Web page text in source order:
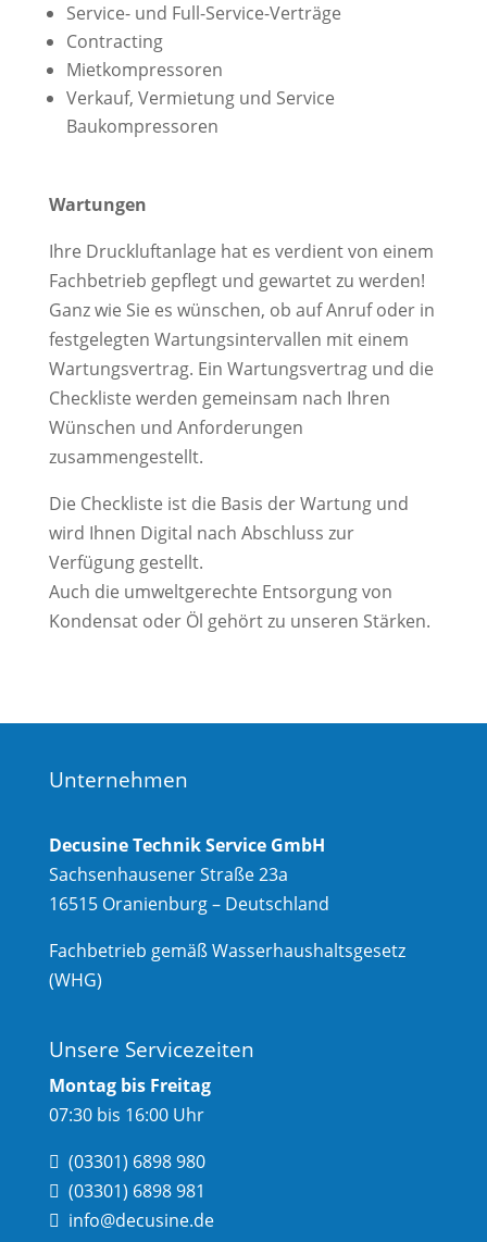
Service- und Full-Service-Verträge
Contracting
Mietkompressoren
Verkauf, Vermietung und Service
Baukompressoren
Wartungen
Ihre Druckluftanlage hat es verdient von einem
Fachbetrieb gepflegt und gewartet zu werden!
Ganz wie Sie es wünschen, ob auf Anruf oder in
festgelegten Wartungsintervallen mit einem
Wartungsvertrag. Ein Wartungsvertrag und die
Checkliste werden gemeinsam nach Ihren
Wünschen und Anforderungen
zusammengestellt.
Die Checkliste ist die Basis der Wartung und
wird Ihnen Digital nach Abschluss zur
Verfügung gestellt.
Auch die umweltgerechte Entsorgung von
Kondensat oder Öl gehört zu unseren Stärken.
Unternehmen
Decusine Technik Service GmbH
Sachsenhausener Straße 23a
16515 Oranienburg – Deutschland
Fachbetrieb gemäß Wasserhaushaltsgesetz
(WHG)
Unsere Servicezeiten
Montag bis Freitag
07:30 bis 16:00 Uhr
(03301) 6898 980
(03301) 6898 981
info@decusine.de